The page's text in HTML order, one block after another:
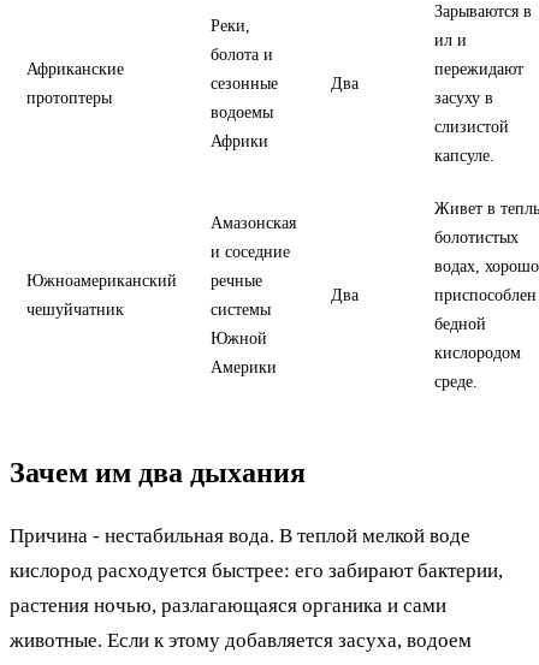
Африканские
протоптеры
Реки,
болота и
сезонные
водоемы
Африки
Два
Зарываются в
ил и
пережидают
засуху в
слизистой
капсуле.
Южноамериканский
чешуйчатник
Амазонская
и соседние
речные
системы
Южной
Америки
Два
Живет в
болотистых
водах, хорошо
бедной
кислородом
среде.
Зачем им два дыхания
Причина - нестабильная вода. В теплой мелкой воде
кислород расходуется быстрее: его забирают бактерии,
растения ночью, разлагающаяся органика и сами
животные. Если к этому добавляется засуха, водоем